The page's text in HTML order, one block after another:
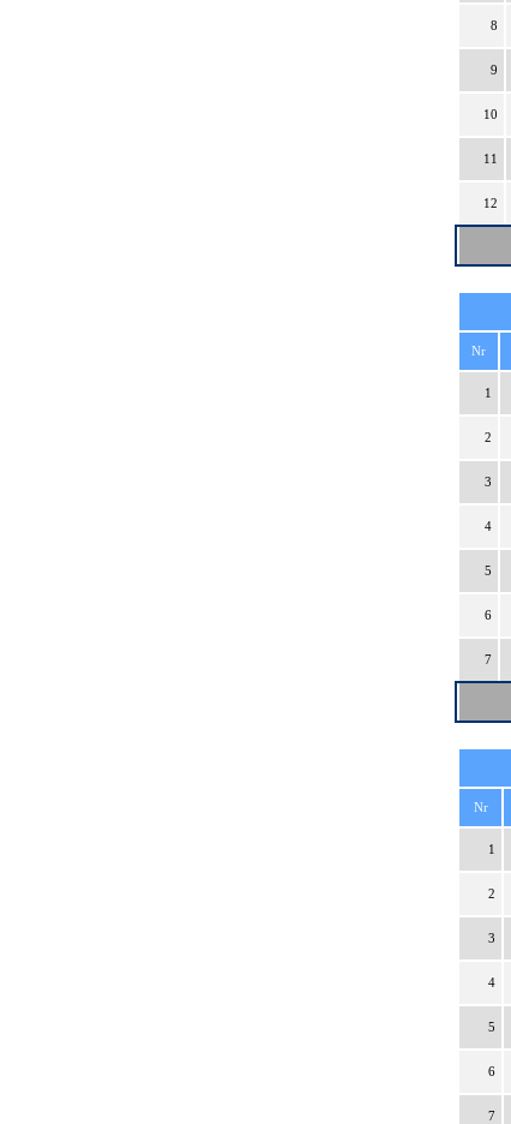
8
9
10
11
12
Nr
1
2
3
4
5
6
7
Nr
1
2
3
4
5
6
7